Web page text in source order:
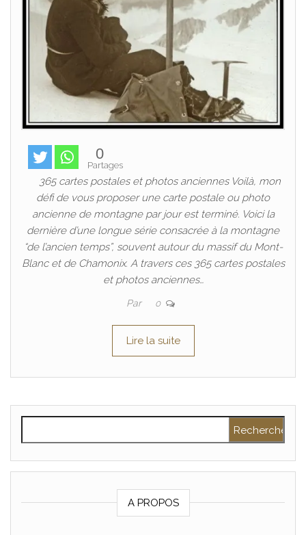
0
Partages
365 cartes postales et photos anciennes Voilà, mon
défi de vous proposer une carte postale ou photo
ancienne de montagne par jour est terminé. Voici la
dernière d’une longue série consacrée à la montagne
“de l’ancien temps”, souvent autour du massif du Mont-
Blanc et de Chamonix. A travers ces 365 cartes postales
et photos anciennes…
Par 0
Lire la suite
A PROPOS